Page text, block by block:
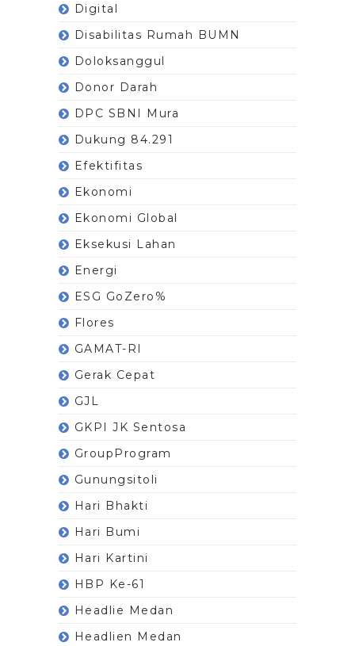
Digital
Disabilitas Rumah BUMN
Doloksanggul
Donor Darah
DPC SBNI Mura
Dukung 84.291
Efektifitas
Ekonomi
Ekonomi Global
Eksekusi Lahan
Energi
ESG GoZero%
Flores
GAMAT-RI
Gerak Cepat
GJL
GKPI JK Sentosa
GroupProgram
Gunungsitoli
Hari Bhakti
Hari Bumi
Hari Kartini
HBP Ke-61
Headlie Medan
Headlien Medan